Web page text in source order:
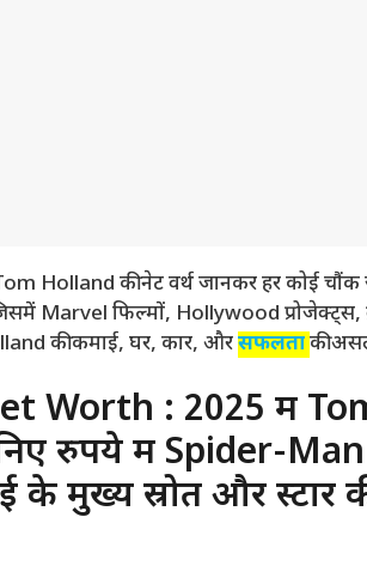
Holland की नेट वर्थ जानकर हर कोई चौंक
Marvel फिल्मों, Hollywood प्रोजेक्ट्स,
की कमाई, घर, कार, औरसफलताकी
Worth : 2025 में
रुपये में Spider-Man
मुख्य स्रोत और स्टार